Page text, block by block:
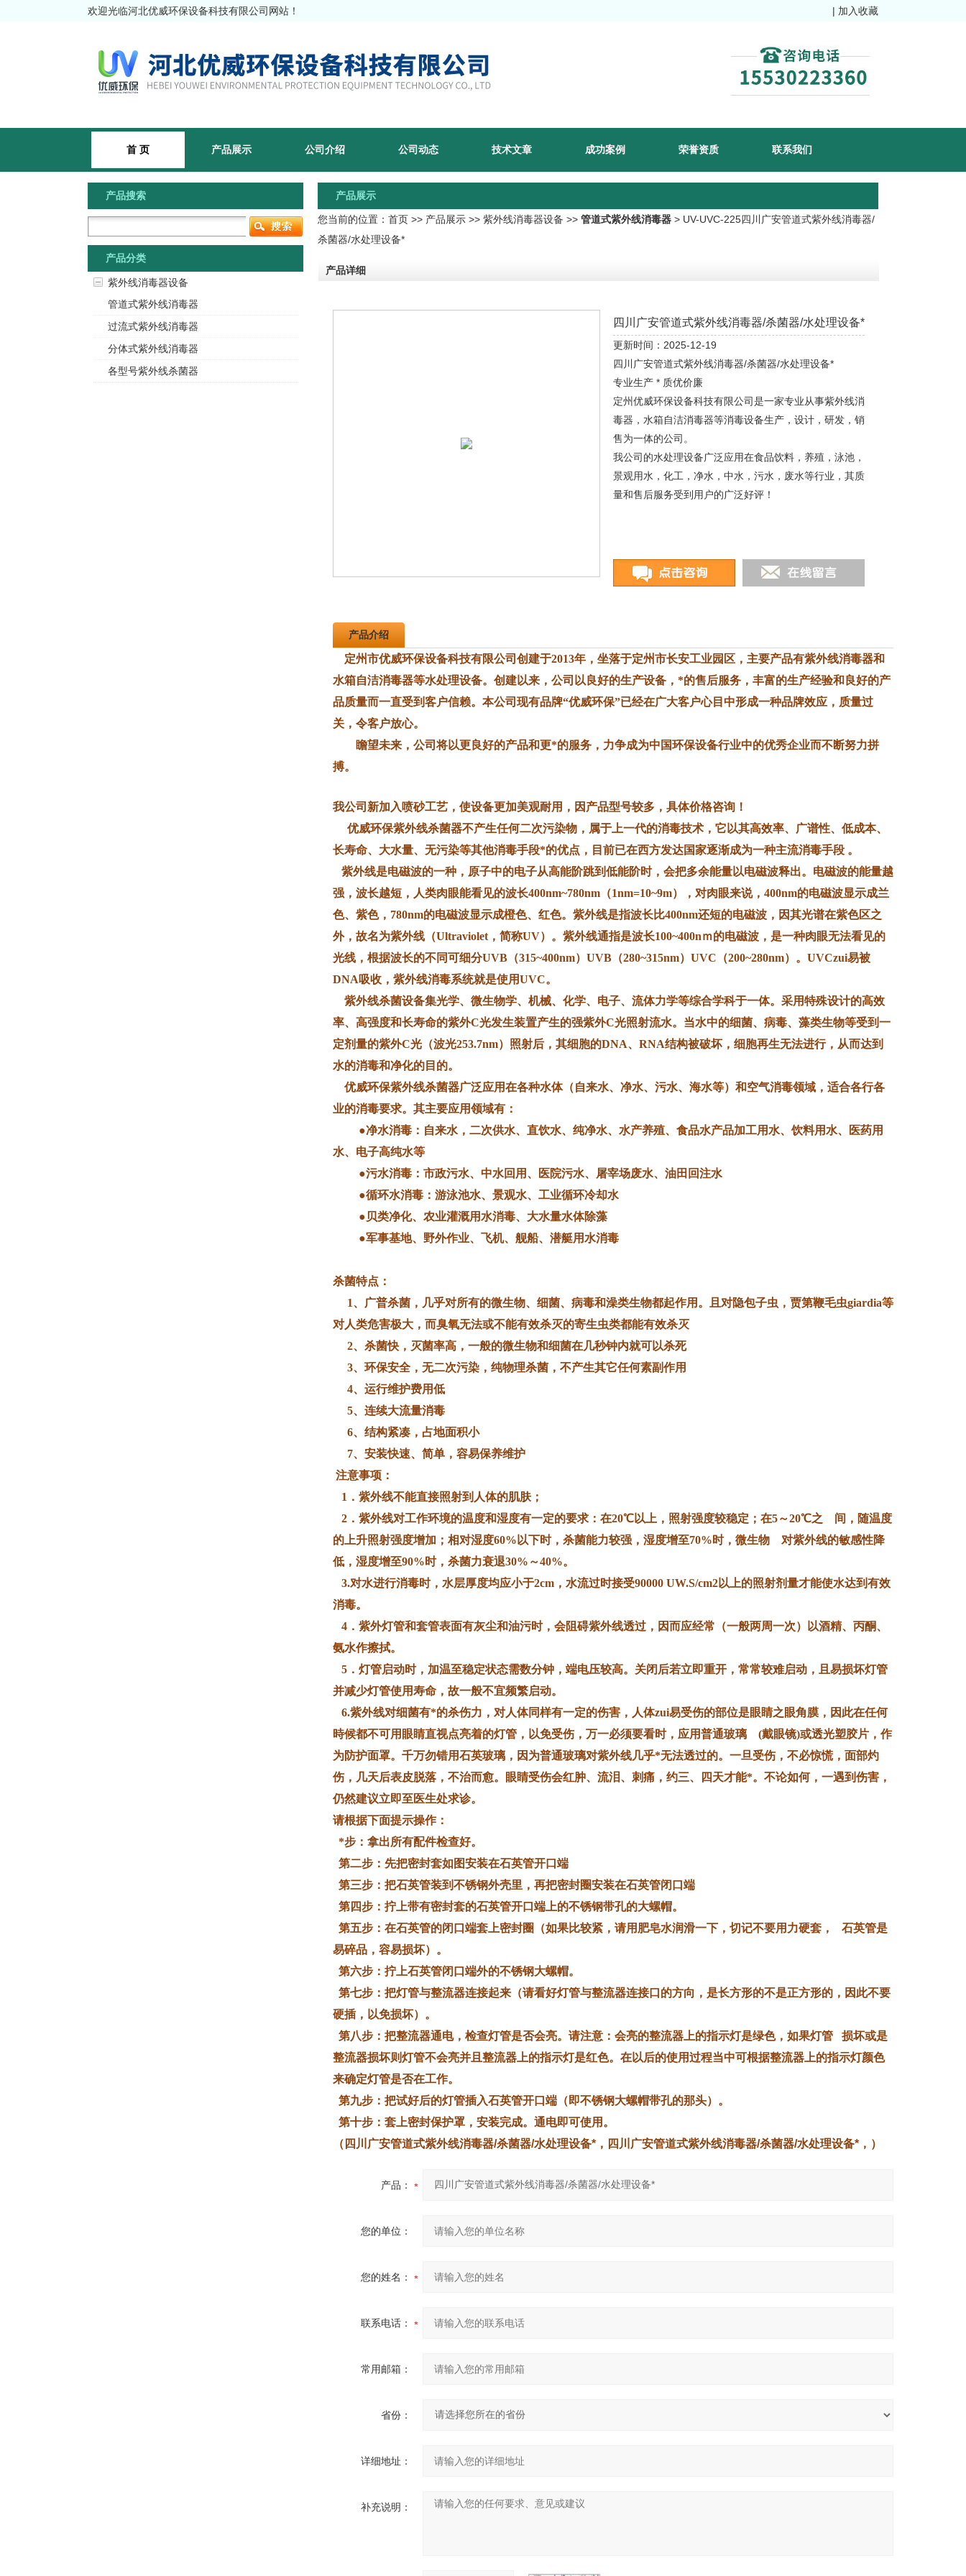
欢迎光临河北优威环保设备科技有限公司网站！ | 加入收藏
首 页 产品展示 公司介绍 公司动态 技术文章 成功案例 荣誉资质 联系我们
产品展示
您当前的位置： 首页 >> 产品展示 >> 紫外线消毒器设备 >> 管道式紫外线消毒器 > UV-UVC-225四川广安管道式紫外线消毒器/
杀菌器/水处理设备*
产品详细
四川广安管道式紫外线消毒器/杀菌器/水处理设备*
更新时间：2025-12-19
四川广安管道式紫外线消毒器/杀菌器/水处理设备*
专业生产 * 质优价廉
定州优威环保设备科技有限公司是一家专业从事紫外线消
毒器，水箱自洁消毒器等消毒设备生产，设计，研发，销
售为一体的公司。
我公司的水处理设备广泛应用在食品饮料，养殖，泳池，
景观用水，化工，净水，中水，污水，废水等行业，其质
量和售后服务受到用户的广泛好评！
产品介绍
定州市优威环保设备科技有限公司创建于2013年，坐落于定州市长安工业园区，主要产品有紫外线消毒器和
水箱自洁消毒器等水处理设备。创建以来，公司以良好的生产设备，*的售后服务，丰富的生产经验和良好的产
品质量而一直受到客户信赖。本公司现有品牌“优威环保”已经在广大客户心目中形成一种品牌效应，质量过
关，令客户放心。
瞻望未来，公司将以更良好的产品和更*的服务，力争成为中国环保设备行业中的优秀企业而不断努力拼
搏。
我公司新加入喷砂工艺，使设备更加美观耐用，因产品型号较多，具体价格咨询！
优威环保紫外线杀菌器不产生任何二次污染物，属于上一代的消毒技术，它以其高效率、广谱性、低成本、
长寿命、大水量、无污染等其他消毒手段*的优点，目前已在西方发达国家逐渐成为一种主流消毒手段 。
紫外线是电磁波的一种，原子中的电子从高能阶跳到低能阶时，会把多余能量以电磁波释出。电磁波的能量越
强，波长越短，人类肉眼能看见的波长400nm~780nm（1nm=10~9m），对肉眼来说，400nm的电磁波显示成兰
色、紫色，780nm的电磁波显示成橙色、红色。紫外线是指波长比400nm还短的电磁波，因其光谱在紫色区之
外，故名为紫外线（Ultraviolet，简称UV）。紫外线通指是波长100~400nｍ的电磁波，是一种肉眼无法看见的
光线，根据波长的不同可细分UVB（315~400nm）UVB（280~315nm）UVC（200~280nm）。UVCzui易被
DNA吸收，紫外线消毒系统就是使用UVC。
紫外线杀菌设备集光学、微生物学、机械、化学、电子、流体力学等综合学科于一体。采用特殊设计的高效
率、高强度和长寿命的紫外C光发生装置产生的强紫外C光照射流水。当水中的细菌、病毒、藻类生物等受到一
定剂量的紫外C光（波光253.7nm）照射后，其细胞的DNA、RNA结构被破坏，细胞再生无法进行，从而达到
水的消毒和净化的目的。
优威环保紫外线杀菌器广泛应用在各种水体（自来水、净水、污水、海水等）和空气消毒领域，适合各行各
业的消毒要求。其主要应用领域有：
●净水消毒：自来水，二次供水、直饮水、纯净水、水产养殖、食品水产品加工用水、饮料用水、医药用
水、电子高纯水等
●污水消毒：市政污水、中水回用、医院污水、屠宰场废水、油田回注水
●循环水消毒：游泳池水、景观水、工业循环冷却水
●贝类净化、农业灌溉用水消毒、大水量水体除藻
●军事基地、野外作业、飞机、舰船、潜艇用水消毒
杀菌特点：
1、广普杀菌，几乎对所有的微生物、细菌、病毒和澡类生物都起作用。且对隐包子虫，贾第鞭毛虫giardia等
对人类危害极大，而臭氧无法或不能有效杀灭的寄生虫类都能有效杀灭
2、杀菌快，灭菌率高，一般的微生物和细菌在几秒钟内就可以杀死
3、环保安全，无二次污染，纯物理杀菌，不产生其它任何素副作用
4、运行维护费用低
5、连续大流量消毒
6、结构紧凑，占地面积小
7、安装快速、简单，容易保养维护
注意事项：
1．紫外线不能直接照射到人体的肌肤；
2．紫外线对工作环境的温度和湿度有一定的要求：在20℃以上，照射强度较稳定；在5～20℃之 间，随温度
的上升照射强度增加；相对湿度60%以下时，杀菌能力较强，湿度增至70%时，微生物 对紫外线的敏感性降
低，湿度增至90%时，杀菌力衰退30%～40%。
3.对水进行消毒时，水层厚度均应小于2cm，水流过时接受90000 UW.S/cm2以上的照射剂量才能使水达到有效
消毒。
4．紫外灯管和套管表面有灰尘和油污时，会阻碍紫外线透过，因而应经常（一般两周一次）以酒精、丙酮、
氨水作擦拭。
5．灯管启动时，加温至稳定状态需数分钟，端电压较高。关闭后若立即重开，常常较难启动，且易损坏灯管
并减少灯管使用寿命，故一般不宜频繁启动。
6.紫外线对细菌有*的杀伤力，对人体同样有一定的伤害，人体zui易受伤的部位是眼睛之眼角膜，因此在任何
時候都不可用眼睛直视点亮着的灯管，以免受伤，万一必须要看时，应用普通玻璃 (戴眼镜)或透光塑胶片，作
为防护面罩。千万勿错用石英玻璃，因为普通玻璃对紫外线几乎*无法透过的。一旦受伤，不必惊慌，面部灼
伤，几天后表皮脱落，不治而愈。眼睛受伤会红肿、流泪、刺痛，约三、四天才能*。不论如何，一遇到伤害，
仍然建议立即至医生处求诊。
请根据下面提示操作：
*步：拿出所有配件检查好。
第二步：先把密封套如图安装在石英管开口端
第三步：把石英管装到不锈钢外壳里，再把密封圈安装在石英管闭口端
第四步：拧上带有密封套的石英管开口端上的不锈钢带孔的大螺帽。
第五步：在石英管的闭口端套上密封圈（如果比较紧，请用肥皂水润滑一下，切记不要用力硬套， 石英管是
易碎品，容易损坏）。
第六步：拧上石英管闭口端外的不锈钢大螺帽。
第七步：把灯管与整流器连接起来（请看好灯管与整流器连接口的方向，是长方形的不是正方形的，因此不要
硬插，以免损坏）。
第八步：把整流器通电，检查灯管是否会亮。请注意：会亮的整流器上的指示灯是绿色，如果灯管 损坏或是
整流器损坏则灯管不会亮并且整流器上的指示灯是红色。在以后的使用过程当中可根据整流器上的指示灯颜色
来确定灯管是否在工作。
第九步：把试好后的灯管插入石英管开口端（即不锈钢大螺帽带孔的那头）。
第十步：套上密封保护罩，安装完成。通电即可使用。
（四川广安管道式紫外线消毒器/杀菌器/水处理设备*，四川广安管道式紫外线消毒器/杀菌器/水处理设备*，）
产品：
您的单位：
您的姓名：
联系电话：
常用邮箱：
省份：
详细地址：
补充说明：
产品搜索
产品分类
紫外线消毒器设备
管道式紫外线消毒器
过流式紫外线消毒器
分体式紫外线消毒器
各型号紫外线杀菌器